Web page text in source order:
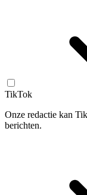
TikTok
Onze redactie kan
berichten.